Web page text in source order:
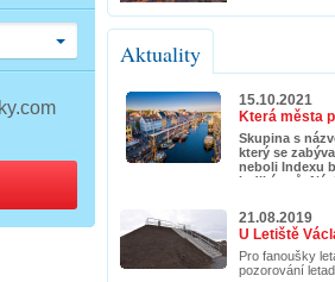
Aktuality
15.10.2021
Která města
Skupina s
který se
neboli Indexu
indikátorů.
21.08.2019
U Letiště
Pro fanoušky
pozorování